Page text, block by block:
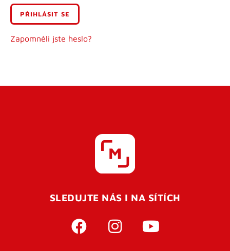
Zapomněli jste heslo?
Uživatelské jméno
Pro úspěšné dokončení registrace je potřeba
vaší e-mailovouadresu. Po úspěšném odeslání
SLEDUJTE NÁS I NA SÍTÍCH